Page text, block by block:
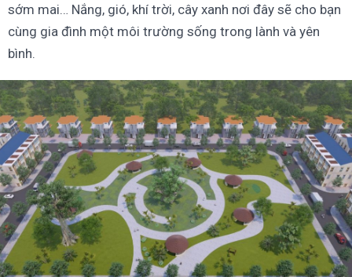
sớm mai… Nắng, gió, khí trời, cây xanh nơi đây sẽ cho bạn
cùng gia đình một môi trường sống trong lành và yên
bình.